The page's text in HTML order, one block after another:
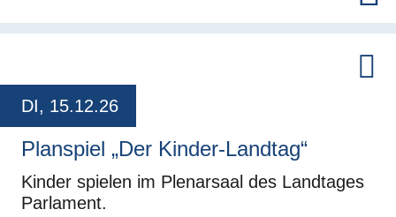
DI, 15.12.26
Planspiel „Der Kinder-Landtag“
Kinder spielen im Plenarsaal des Landtages
Parlament.